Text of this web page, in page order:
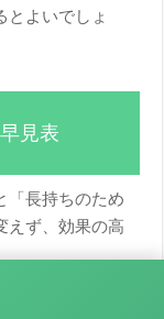
とよいでしょ
見表
「長持ちのため
えず、効果の高